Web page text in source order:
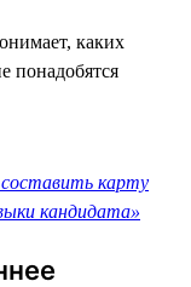
каких
понадобятся
карту
кандидата»